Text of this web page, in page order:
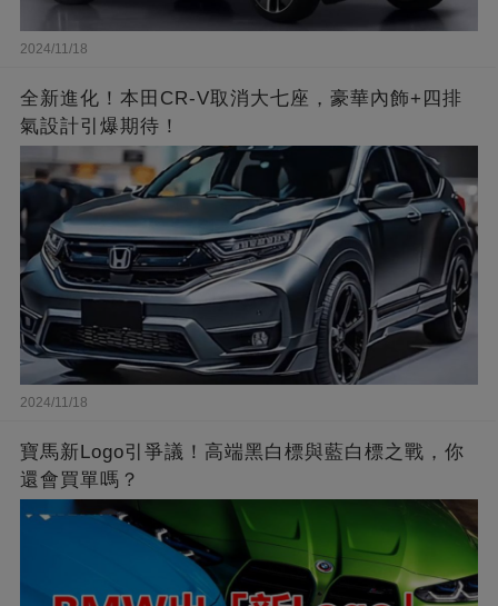
2024/11/18
全新進化！本田CR-V取消大七座，豪華內飾+四排
氣設計引爆期待！
2024/11/18
寶馬新Logo引爭議！高端黑白標與藍白標之戰，你
還會買單嗎？